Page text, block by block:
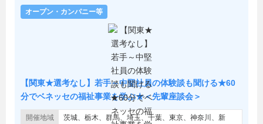
オープン・カンパニー等
【関東★選考なし】若手～中堅社員の体験談も聞ける★60
分でベネッセの福祉事業を学ぶ★＜先輩座談会＞
開催地域
茨城、栃木、群馬、埼玉、千葉、東京、神奈川、新